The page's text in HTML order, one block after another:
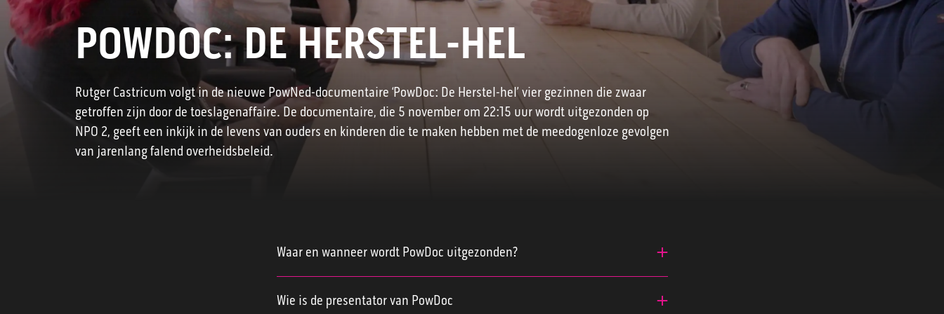
WORD LID
CONTACT
POWDOC: DE HERSTEL-HEL
Rutger Castricum volgt in de nieuwe PowNed-documentaire ‘PowDoc: De Herstel-hel’ vier gezinnen die zwaar
getroffen zijn door de toeslagenaffaire. De documentaire, die 5 november om 22:15 uur wordt uitgezonden op
NPO 2, geeft een inkijk in de levens van ouders en kinderen die te maken hebben met de meedogenloze gevolgen
van jarenlang falend overheidsbeleid.
Waar en wanneer wordt PowDoc uitgezonden?
'PowDoc: De Herstel-hel wordt uitgezonden op dinsdag 5
november om 22.15 uur op NPO 2.
Wie is de presentator van PowDoc